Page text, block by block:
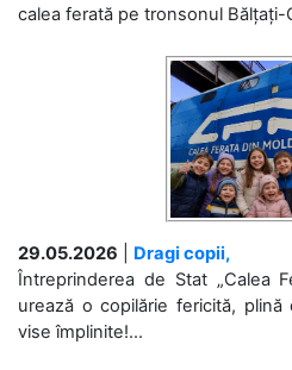
calea ferată pe tronsonul Bălțați-
29.05.2026
Dragi copii,
Întreprinderea de Stat „Calea
urează o copilărie fericită,
vise împlinite!...